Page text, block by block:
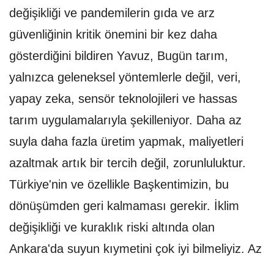
değişikliği ve pandemilerin gıda ve arz
güvenliğinin kritik önemini bir kez daha
gösterdiğini bildiren Yavuz, Bugün tarım,
yalnızca geleneksel yöntemlerle değil, veri,
yapay zeka, sensör teknolojileri ve hassas
tarım uygulamalarıyla şekilleniyor. Daha az
suyla daha fazla üretim yapmak, maliyetleri
azaltmak artık bir tercih değil, zorunluluktur.
Türkiye'nin ve özellikle Başkentimizin, bu
dönüşümden geri kalmaması gerekir. İklim
değişikliği ve kuraklık riski altında olan
Ankara'da suyun kıymetini çok iyi bilmeliyiz. Az